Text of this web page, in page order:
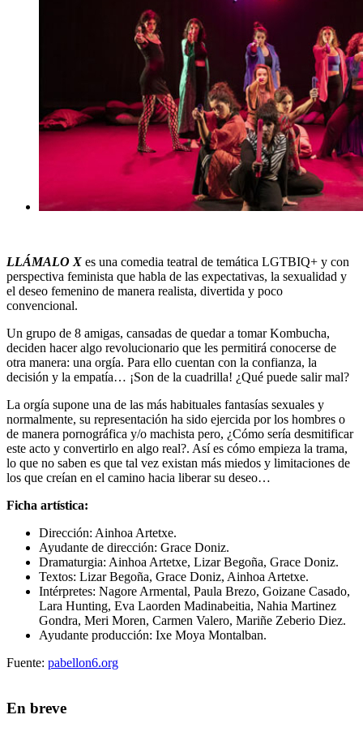
LLÁMALO X es una comedia teatral de temática LGTBIQ+ y con
perspectiva feminista que habla de las expectativas, la sexualidad y
el deseo femenino de manera realista, divertida y poco
convencional.
Un grupo de 8 amigas, cansadas de quedar a tomar Kombucha,
deciden hacer algo revolucionario que les permitirá conocerse de
otra manera: una orgía. Para ello cuentan con la confianza, la
decisión y la empatía… ¡Son de la cuadrilla! ¿Qué puede salir mal?
La orgía supone una de las más habituales fantasías sexuales y
normalmente, su representación ha sido ejercida por los hombres o
de manera pornográfica y/o machista pero, ¿Cómo sería desmitificar
este acto y convertirlo en algo real?. Así es cómo empieza la trama,
lo que no saben es que tal vez existan más miedos y limitaciones de
los que creían en el camino hacia liberar su deseo…
Ficha artística:
Dirección: Ainhoa Artetxe.
Ayudante de dirección: Grace Doniz.
Dramaturgia: Ainhoa Artetxe, Lizar Begoña, Grace Doniz.
Textos: Lizar Begoña, Grace Doniz, Ainhoa Artetxe.
Intérpretes: Nagore Armental, Paula Brezo, Goizane Casado,
Lara Hunting, Eva Laorden Madinabeitia, Nahia Martinez
Gondra, Meri Moren, Carmen Valero, Mariñe Zeberio Diez.
Ayudante producción: Ixe Moya Montalban.
Fuente: pabellon6.org
En breve